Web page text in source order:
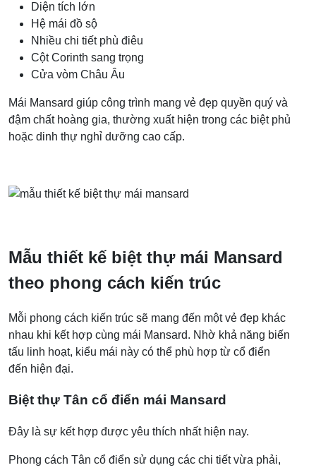
Diện tích lớn
Hệ mái đồ sộ
Nhiều chi tiết phù điêu
Cột Corinth sang trọng
Cửa vòm Châu Âu
Mái Mansard giúp công trình mang vẻ đẹp quyền quý và
đậm chất hoàng gia, thường xuất hiện trong các biệt phủ
hoặc dinh thự nghỉ dưỡng cao cấp.
Mẫu thiết kế biệt thự mái Mansard
theo phong cách kiến trúc
Mỗi phong cách kiến trúc sẽ mang đến một vẻ đẹp khác
nhau khi kết hợp cùng mái Mansard. Nhờ khả năng biến
tấu linh hoạt, kiểu mái này có thể phù hợp từ cổ điển
đến hiện đại.
Biệt thự Tân cổ điển mái Mansard
Đây là sự kết hợp được yêu thích nhất hiện nay.
Phong cách Tân cổ điển sử dụng các chi tiết vừa phải,